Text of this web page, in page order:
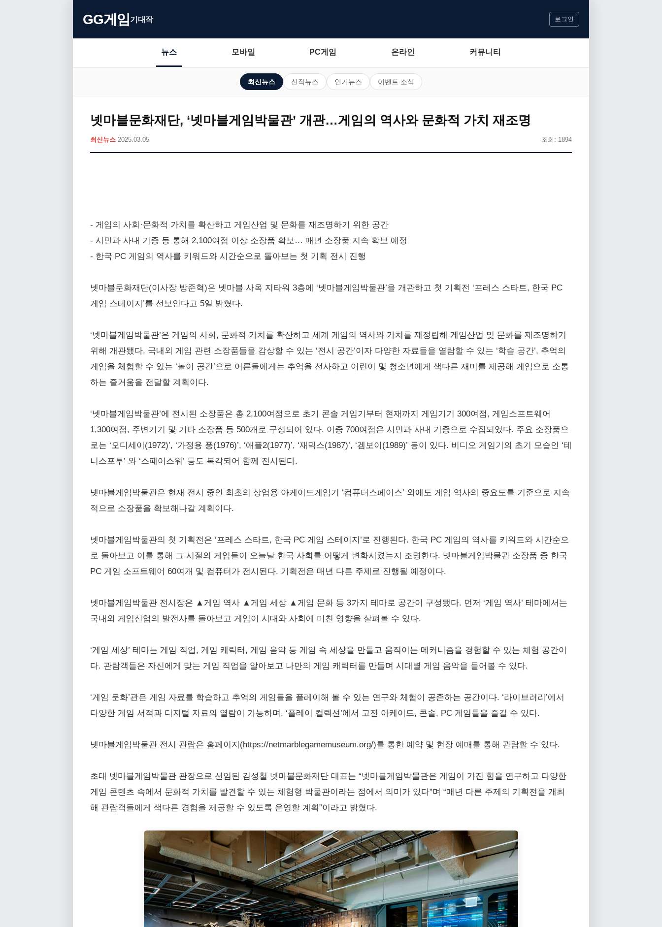
GG게임기대작 로그인
뉴스 모바일 PC게임 온라인 커뮤니티
최신뉴스 신작뉴스 인기뉴스 이벤트 소식
넷마블문화재단, ‘넷마블게임박물관’ 개관…게임의 역사와 문화적 가치 재조명
최신뉴스 2025.03.05 조회: 1894
- 게임의 사회·문화적 가치를 확산하고 게임산업 및 문화를 재조명하기 위한 공간
- 시민과 사내 기증 등 통해 2,100여점 이상 소장품 확보… 매년 소장품 지속 확보 예정
- 한국 PC 게임의 역사를 키워드와 시간순으로 돌아보는 첫 기획 전시 진행
넷마블문화재단(이사장 방준혁)은 넷마블 사옥 지타워 3층에 ‘넷마블게임박물관’을 개관하고 첫 기획전 ‘프레스 스타트, 한국 PC
게임 스테이지’를 선보인다고 5일 밝혔다.
‘넷마블게임박물관’은 게임의 사회, 문화적 가치를 확산하고 세계 게임의 역사와 가치를 재정립해 게임산업 및 문화를 재조명하기
위해 개관됐다. 국내외 게임 관련 소장품들을 감상할 수 있는 ‘전시 공간’이자 다양한 자료들을 열람할 수 있는 ‘학습 공간’, 추억의
게임을 체험할 수 있는 ‘놀이 공간’으로 어른들에게는 추억을 선사하고 어린이 및 청소년에게 색다른 재미를 제공해 게임으로 소통
하는 즐거움을 전달할 계획이다.
‘넷마블게임박물관’에 전시된 소장품은 총 2,100여점으로 초기 콘솔 게임기부터 현재까지 게임기기 300여점, 게임소프트웨어
1,300여점, 주변기기 및 기타 소장품 등 500개로 구성되어 있다. 이중 700여점은 시민과 사내 기증으로 수집되었다. 주요 소장품으
로는 ‘오디세이(1972)’, ‘가정용 퐁(1976)’, ‘애플2(1977)’, ‘재믹스(1987)’, ‘겜보이(1989)’ 등이 있다. 비디오 게임기의 초기 모습인 ‘테
니스포투’ 와 ‘스페이스워’ 등도 복각되어 함께 전시된다.
넷마블게임박물관은 현재 전시 중인 최초의 상업용 아케이드게임기 ‘컴퓨터스페이스’ 외에도 게임 역사의 중요도를 기준으로 지속
적으로 소장품을 확보해나갈 계획이다.
넷마블게임박물관의 첫 기획전은 ‘프레스 스타트, 한국 PC 게임 스테이지’로 진행된다. 한국 PC 게임의 역사를 키워드와 시간순으
로 돌아보고 이를 통해 그 시절의 게임들이 오늘날 한국 사회를 어떻게 변화시켰는지 조명한다. 넷마블게임박물관 소장품 중 한국
PC 게임 소프트웨어 60여개 및 컴퓨터가 전시된다. 기획전은 매년 다른 주제로 진행될 예정이다.
넷마블게임박물관 전시장은 ▲게임 역사 ▲게임 세상 ▲게임 문화 등 3가지 테마로 공간이 구성됐다. 먼저 ‘게임 역사’ 테마에서는
국내외 게임산업의 발전사를 돌아보고 게임이 시대와 사회에 미친 영향을 살펴볼 수 있다.
‘게임 세상’ 테마는 게임 직업, 게임 캐릭터, 게임 음악 등 게임 속 세상을 만들고 움직이는 메커니즘을 경험할 수 있는 체험 공간이
다. 관람객들은 자신에게 맞는 게임 직업을 알아보고 나만의 게임 캐릭터를 만들며 시대별 게임 음악을 들어볼 수 있다.
‘게임 문화’관은 게임 자료를 학습하고 추억의 게임들을 플레이해 볼 수 있는 연구와 체험이 공존하는 공간이다. ‘라이브러리’에서
다양한 게임 서적과 디지털 자료의 열람이 가능하며, ‘플레이 컬렉션’에서 고전 아케이드, 콘솔, PC 게임들을 즐길 수 있다.
넷마블게임박물관 전시 관람은 홈페이지(https://netmarblegamemuseum.org/)를 통한 예약 및 현장 예매를 통해 관람할 수 있다.
초대 넷마블게임박물관 관장으로 선임된 김성철 넷마블문화재단 대표는 “넷마블게임박물관은 게임이 가진 힘을 연구하고 다양한
게임 콘텐츠 속에서 문화적 가치를 발견할 수 있는 체험형 박물관이라는 점에서 의미가 있다”며 “매년 다른 주제의 기획전을 개최
해 관람객들에게 색다른 경험을 제공할 수 있도록 운영할 계획”이라고 밝혔다.